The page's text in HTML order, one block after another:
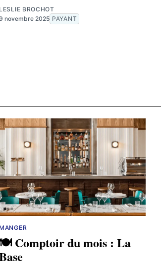
LESLIE BROCHOT
novembre 2025 PAYANT
MANGER
🍽️ Comptoir du mois : La